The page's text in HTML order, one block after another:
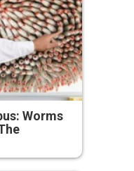
Worms